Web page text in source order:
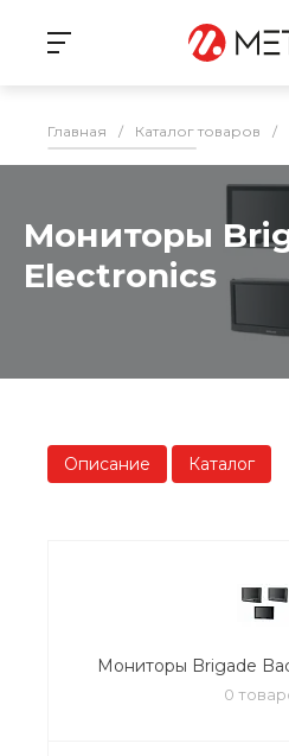
Главная / Каталог товаров /
Мониторы
Electronics
Описание Каталог
Мониторы Brigade
0